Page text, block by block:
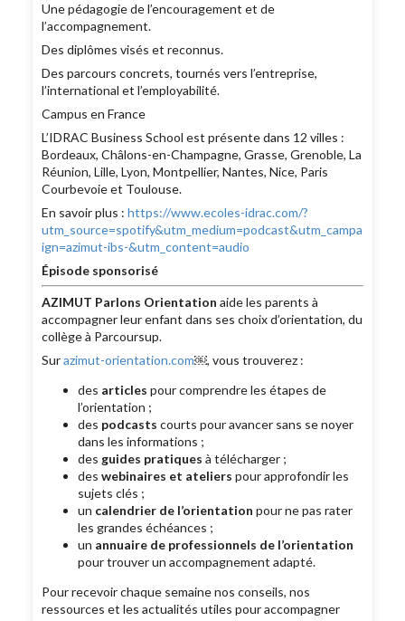
Une pédagogie de l’encouragement et de
l’accompagnement.
Des diplômes visés et reconnus.
Des parcours concrets, tournés vers l’entreprise,
l’international et l’employabilité.
Campus en France
L’IDRAC Business School est présente dans 12 villes :
Bordeaux, Châlons-en-Champagne, Grasse, Grenoble, La
Réunion, Lille, Lyon, Montpellier, Nantes, Nice, Paris
Courbevoie et Toulouse.
En savoir plus :https://www.ecoles-idrac.com/?
utm_source=spotify&utm_medium=podcast&utm_campa
ign=azimut-ibs-&utm_content=audio
Épisode sponsorisé
AZIMUT Parlons Orientation aide les parents à
accompagner leur enfant dans ses choix d’orientation, du
collège à Parcoursup.
Surazimut-orientation.com￼, vous trouverez :
des articles pour comprendre les étapes de
l’orientation ;
des podcasts courts pour avancer sans se noyer
dans les informations ;
des guides pratiques à télécharger ;
deswebinaires et ateliers pour approfondir les
sujets clés ;
un calendrier de l’orientation pour ne pas rater
les grandes échéances ;
un annuaire de professionnels de l’orientation
pour trouver un accompagnement adapté.
Pour recevoir chaque semaine nos conseils, nos
ressources et les actualités utiles pour accompagner